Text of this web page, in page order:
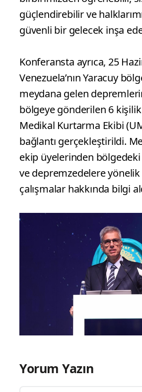
güçlendirebilir ve
güvenli bir gelecek inşa
Konferansta ayrıca, 25
Venezuela’nın Yaracuy
meydana gelen
bölgeye gönderilen 6
Medikal Kurtarma Ekibi
bağlantı gerçekleştirildi.
ekip üyelerinden
ve depremzedelere
çalışmalar hakkında bilgi
Yorum Yazın